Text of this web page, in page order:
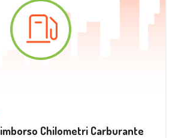
Chilometri Carburante